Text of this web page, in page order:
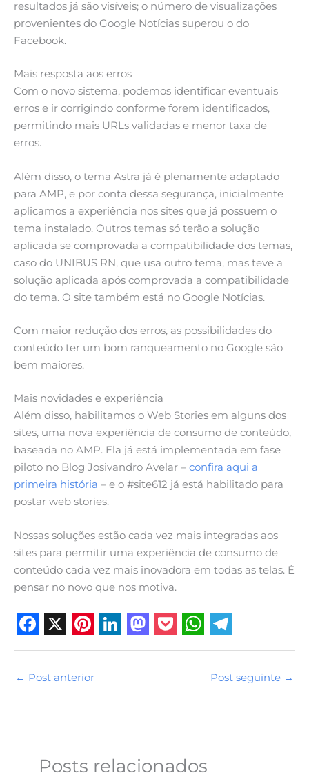
resultados já são visíveis; o número de visualizações
provenientes do Google Notícias superou o do
Facebook.
Mais resposta aos erros
Com o novo sistema, podemos identificar eventuais
erros e ir corrigindo conforme forem identificados,
permitindo mais URLs validadas e menor taxa de
erros.
Além disso, o tema Astra já é plenamente adaptado
para AMP, e por conta dessa segurança, inicialmente
aplicamos a experiência nos sites que já possuem o
tema instalado. Outros temas só terão a solução
aplicada se comprovada a compatibilidade dos temas,
caso do UNIBUS RN, que usa outro tema, mas teve a
solução aplicada após comprovada a compatibilidade
do tema. O site também está no Google Notícias.
Com maior redução dos erros, as possibilidades do
conteúdo ter um bom ranqueamento no Google são
bem maiores.
Mais novidades e experiência
Além disso, habilitamos o Web Stories em alguns dos
sites, uma nova experiência de consumo de conteúdo,
baseada no AMP. Ela já está implementada em fase
piloto no Blog Josivandro Avelar – confira aqui a
primeira história – e o #site612 já está habilitado para
postar web stories.
Nossas soluções estão cada vez mais integradas aos
sites para permitir uma experiência de consumo de
conteúdo cada vez mais inovadora em todas as telas. É
pensar no novo que nos motiva.
F
a
c
X P
n
r
e
L
d
I
M
d
o
P
t
W
A
p
T
e
l
← Post anterior Post seguinte →
Posts relacionados